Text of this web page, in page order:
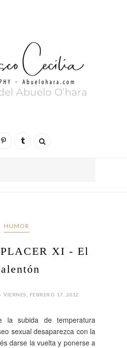
HUMOR
XI - El
VIERNES, FEBRERO 17, 2012
la subida de temperatura
sexual desaparezca con la
darse la vuelta y ponerse a